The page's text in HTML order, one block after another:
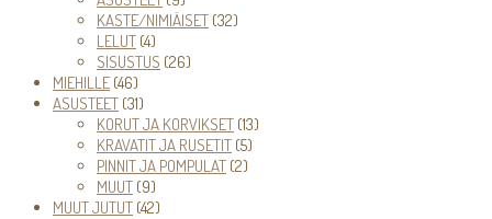
tuotetta
KASTE/NIMIÄISET 3232
LELUT 44
tuotetta
SISUSTUS 2626
MIEHILLE 4646
tuotetta
ASUSTEET 3131
tuotetta
KORUT JA KORVIKSET 1313
KRAVATIT JA RUSETIT 55
tuotetta
PINNIT JA POMPULAT 22
MUUT 99
tuotetta
MUUT JUTUT 4242